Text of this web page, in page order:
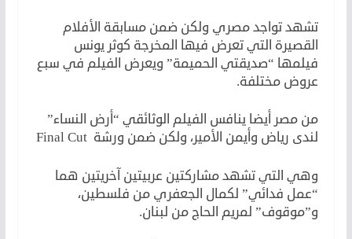
تشهد تواجد مصري ولكن ضمن مسابقة الأفلام
القصيرة التي تعرض فيها المخرجة كوثر يونس
فيلمها “صديقتي الحميمة” ويعرض الفيلم في سبع
عروض مختلفة.
من مصر أيضا ينافس الفيلم الوثائقي “أرض النساء”
لندى رياض وأيمن الأمير، ولكن ضمن ورشة Final Cut
وهي التي تشهد مشاركتين عربيتين آخريتين هما
“عمل فدائي” لكمال الجعفري من فلسطين،
و”موقوف” لمريم الحاج من لبنان.